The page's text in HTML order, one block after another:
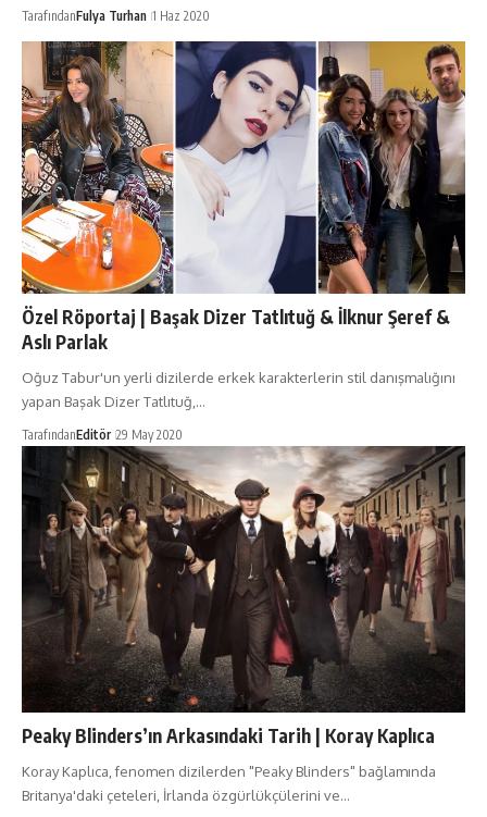
TarafındanFulya Turhan 1 Haz 2020
Özel Röportaj | Başak Dizer Tatlıtuğ & İlknur Şeref &
Aslı Parlak
Oğuz Tabur'un yerli dizilerde erkek karakterlerin stil danışmalığını
yapan Başak Dizer Tatlıtuğ,…
TarafındanEditör 29 May 2020
Peaky Blinders’ın Arkasındaki Tarih | Koray Kaplıca
Koray Kaplıca, fenomen dizilerden "Peaky Blinders" bağlamında
Britanya'daki çeteleri, İrlanda özgürlükçülerini ve…